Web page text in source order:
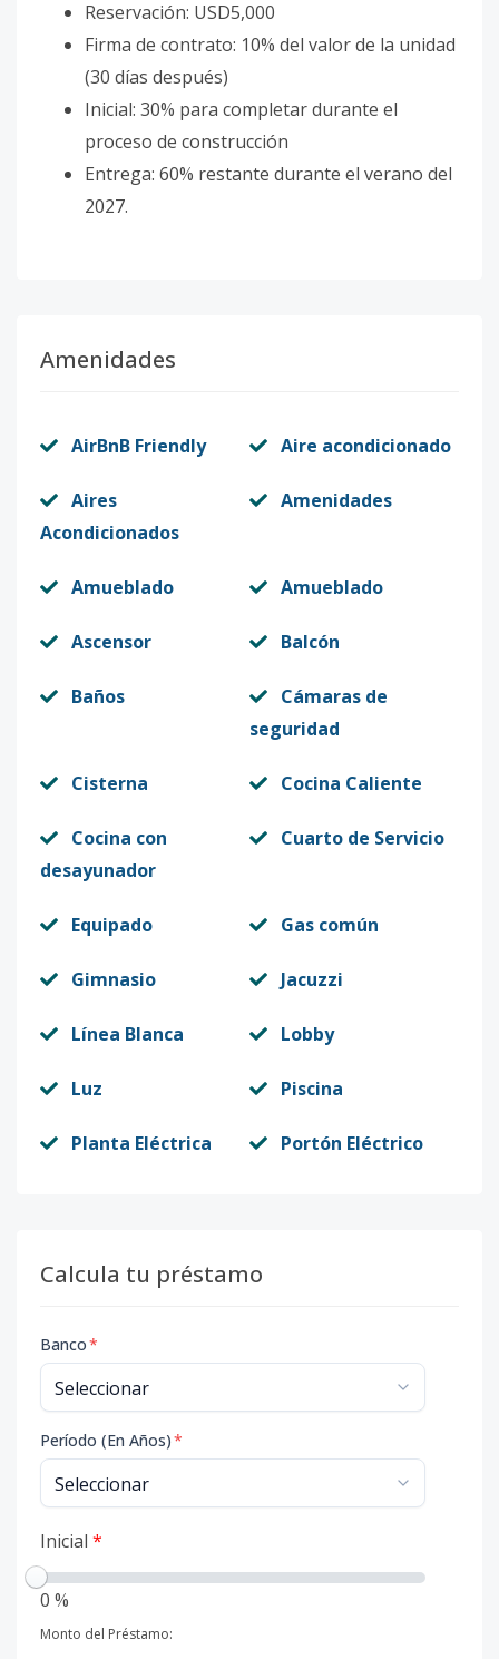
Reservación: USD5,000
Firma de contrato: 10% del valor de la unidad
(30 días después)
Inicial: 30% para completar durante el
proceso de construcción
Entrega: 60% restante durante el verano del
2027.
Amenidades
AirBnB Friendly Aire acondicionado
Aires
Acondicionados
Amenidades
Amueblado Amueblado
Ascensor Balcón
Baños
Cámaras de
seguridad
Cisterna Cocina Caliente
Cocina con
desayunador
Cuarto de Servicio
Equipado Gas común
Gimnasio Jacuzzi
Línea Blanca Lobby
Luz Piscina
Planta Eléctrica Portón Eléctrico
Calcula tu préstamo
Banco*
Período (En Años)*
Inicial *
0 %
Monto del Préstamo: